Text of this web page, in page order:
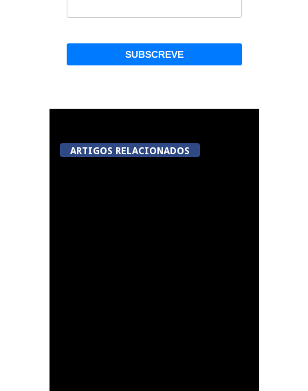
ARTIGOS RELACIONADOS